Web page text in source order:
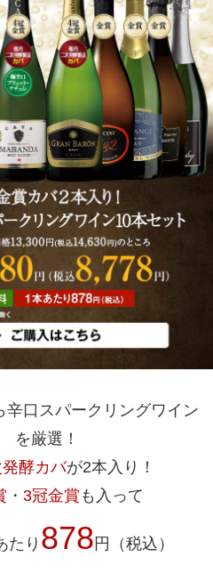
辛口スパークリングワイン
を厳選！
酵カバが2本入り！
・ 3冠金賞 も入って
たり 878 円（税込）